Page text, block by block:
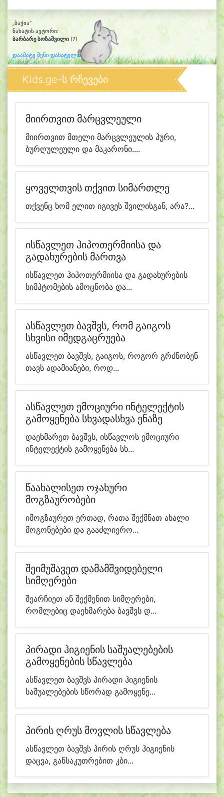
„ბაჭია“
ნახატის ავტორი:
ბარბარე სოზაშვილი (7)
დაამატე შენი დახატული კლიპარტი
Kids.ge-ს რჩევები
მიირთვით მარცვლეული
მიირთვით მთელი მარცვლეულის პური,
ბურღულეული და მაკარონი....
ყოველთვის თქვით სიმართლე
თქვენც ხომ ელით იგივეს შვილისგან, არა?...
ისწავლეთ ჰიპოთერმიისა და
გადახურების მართვა
ისწავლეთ ჰიპოთერმიისა და გადახურების
სიმპტომების ამოცნობა და...
ასწავლეთ ბავშვს, რომ გაიგოს
სხვისი იმედგაცრუება
ასწავლეთ ბავშვს, გაიგოს, როგორ გრძნობენ
თავს ადამიანები, როდ...
ასწავლეთ ემოციური ინტელექტის
გამოყენება სხვადასხვა ენაზე
დაეხმარეთ ბავშვს, ისწავლოს ემოციური
ინტელექტის გამოყენება სხ...
წაახალისეთ ოჯახური
მოგზაურობები
იმოგზაურეთ ერთად, რათა შექმნათ ახალი
მოგონებები და გააძლიერო...
შეიმუშავეთ დამამშვიდებელი
სიმღერები
შეარჩიეთ ან შექმენით სიმღერები,
რომლებიც დაეხმარება ბავშვს დ...
პირადი ჰიგიენის საშუალებების
გამოყენების სწავლება
ასწავლეთ ბავშვს პირადი ჰიგიენის
საშუალებების სწორად გამოყენე...
პირის ღრუს მოვლის სწავლება
ასწავლეთ ბავშვს პირის ღრუს ჰიგიენის
დაცვა, განსაკუთრებით კბი...